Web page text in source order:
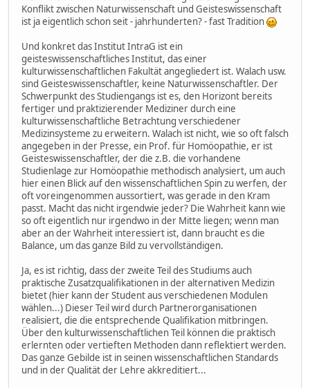
Konflikt zwischen Naturwissenschaft und Geisteswissenschaft
ist ja eigentlich schon seit - jahrhunderten? - fast Tradition
Und konkret das Institut IntraG ist ein
geisteswissenschaftliches Institut, das einer
kulturwissenschaftlichen Fakultät angegliedert ist. Walach usw.
sind Geisteswissenschaftler, keine Naturwissenschaftler. Der
Schwerpunkt des Studiengangs ist es, den Horizont bereits
fertiger und praktizierender Mediziner durch eine
kulturwissenschaftliche Betrachtung verschiedener
Medizinsysteme zu erweitern. Walach ist nicht, wie so oft falsch
angegeben in der Presse, ein Prof. für Homöopathie, er ist
Geisteswissenschaftler, der die z.B. die vorhandene
Studienlage zur Homöopathie methodisch analysiert, um auch
hier einen Blick auf den wissenschaftlichen Spin zu werfen, der
oft voreingenommen aussortiert, was gerade in den Kram
passt. Macht das nicht irgendwie jeder? Die Wahrheit kann wie
so oft eigentlich nur irgendwo in der Mitte liegen; wenn man
aber an der Wahrheit interessiert ist, dann braucht es die
Balance, um das ganze Bild zu vervollständigen.
Ja, es ist richtig, dass der zweite Teil des Studiums auch
praktische Zusatzqualifikationen in der alternativen Medizin
bietet (hier kann der Student aus verschiedenen Modulen
wählen...) Dieser Teil wird durch Partnerorganisationen
realisiert, die die entsprechende Qualifikation mitbringen.
Über den kulturwissenschaftlichen Teil können die praktisch
erlernten oder vertieften Methoden dann reflektiert werden.
Das ganze Gebilde ist in seinen wissenschaftlichen Standards
und in der Qualität der Lehre akkreditiert...